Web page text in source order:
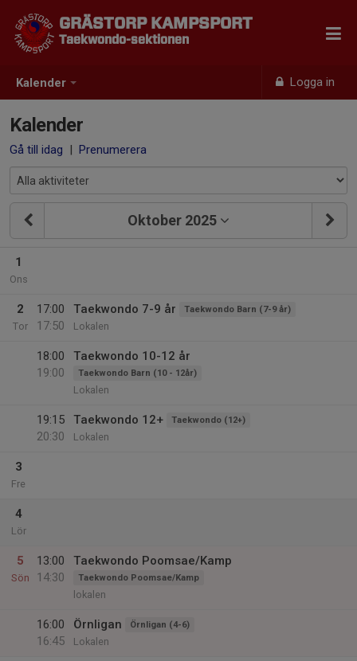
Kalender Logga in
GRÄSTORP KAMPSPORT
Taekwondo-sektionen
Kalender
Gå till idag | Prenumerera
Oktober 2025
1
Ons
2
Tor
17:00
17:50
Taekwondo 7-9 år Taekwondo Barn (7-9 år)
Lokalen
18:00
19:00
Taekwondo 10-12 år
Taekwondo Barn (10 - 12år)
Lokalen
19:15
20:30
Taekwondo 12+ Taekwondo (12+)
Lokalen
3
Fre
4
Lör
5
Sön
13:00
14:30
Taekwondo Poomsae/Kamp
Taekwondo Poomsae/Kamp
lokalen
16:00
16:45
Örnligan Örnligan (4-6)
Lokalen